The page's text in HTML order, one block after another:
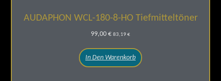
AUDAPHON WCL-180-8-HO Tiefmitteltöner
99,00 € 83,19 €
In Den Warenkorb